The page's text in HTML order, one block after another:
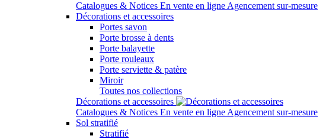
Catalogues & Notices En vente en ligne Agencement sur-mesure
Décorations et accessoires
Portes savon
Porte brosse à dents
Porte balayette
Porte rouleaux
Porte serviette & patère
Miroir
Toutes nos collections
Décorations et accessoires
Catalogues & Notices En vente en ligne Agencement sur-mesure
Sol stratifié
Stratifié